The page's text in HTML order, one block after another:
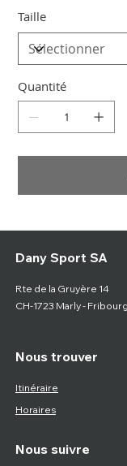
Taille
Quantité
Nous trouver
Itinéraire
Dany Sport SA
Rte de la Gruyère 14
CH-1723 Marly - Fribourg
Nous suivre
Horaires